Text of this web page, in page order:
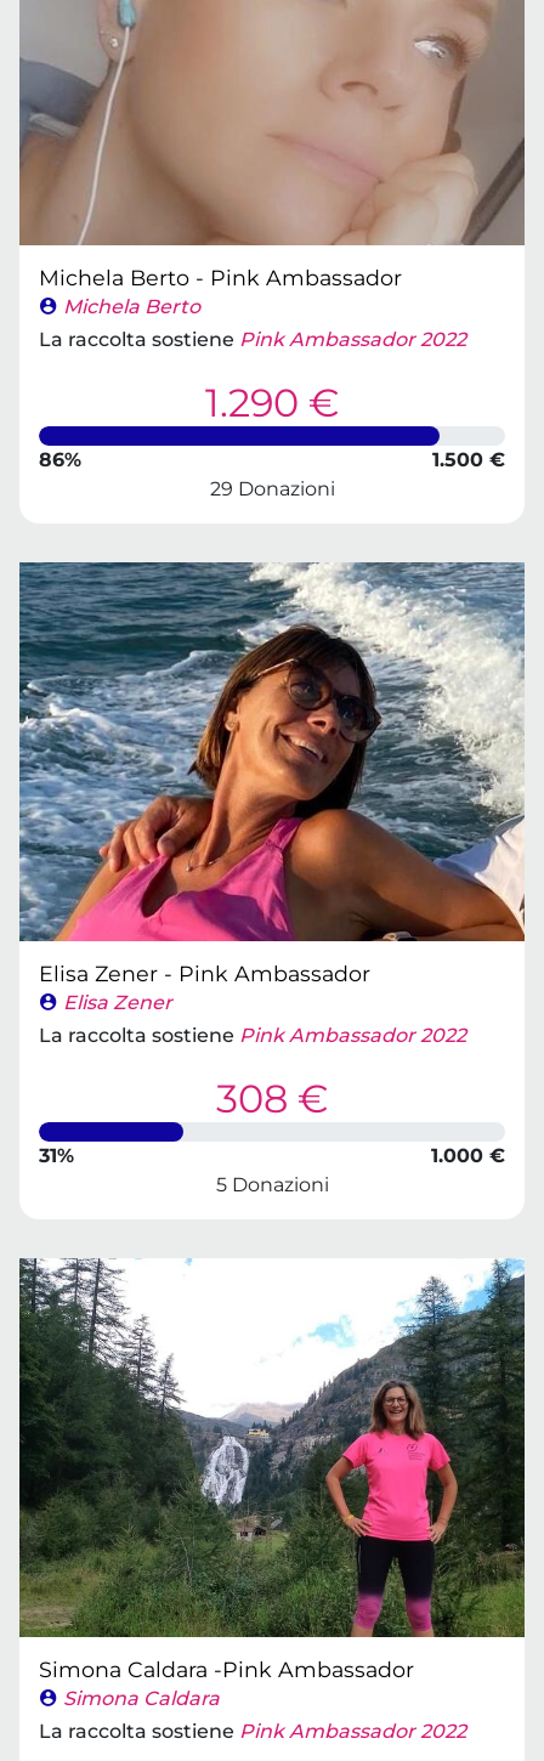
Michela Berto - Pink Ambassador
Michela Berto
La raccolta sostiene Pink Ambassador 2022
1.290 €
86%
1.500 €
29 Donazioni
Elisa Zener - Pink Ambassador
Elisa Zener
La raccolta sostiene Pink Ambassador 2022
308 €
31%
1.000 €
5 Donazioni
Simona Caldara -Pink Ambassador
Simona Caldara
La raccolta sostiene Pink Ambassador 2022